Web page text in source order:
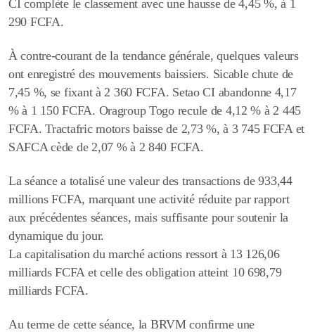
CI complète le classement avec une hausse de4,45 %, à 1
290 FCFA.
À contre-courant de la tendance générale, quelques valeurs
ont enregistré des mouvements baissiers. Sicablechute de
7,45 %, se fixant à 2 360 FCFA. Setao CIabandonne 4,17
%à 1 150 FCFA. Oragroup Togorecule de 4,12 % à 2 445
FCFA. Tractafric motors baisse de 2,73 %, à 3 745 FCFA et
SAFCA cède de 2,07 %à 2 840 FCFA.
La séance a totalisé unevaleur des transactions de 933,44
millions FCFA, marquant une activité réduite par rapport
aux précédentes séances, mais suffisante pour soutenir la
dynamique du jour.
Lacapitalisation du marché actions ressort à 13 126,06
milliards FCFA et celle des obligation atteint 10 698,79
milliards FCFA.
Au terme de cette séance, la BRVM confirme une